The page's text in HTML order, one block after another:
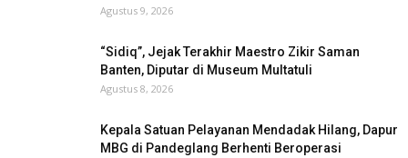
Agustus 9, 2026
“Sidiq”, Jejak Terakhir Maestro Zikir Saman
Banten, Diputar di Museum Multatuli
Agustus 8, 2026
Kepala Satuan Pelayanan Mendadak Hilang, Dapur
MBG di Pandeglang Berhenti Beroperasi